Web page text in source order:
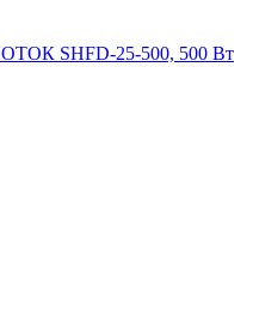
SHFD-25-500, 500 Вт